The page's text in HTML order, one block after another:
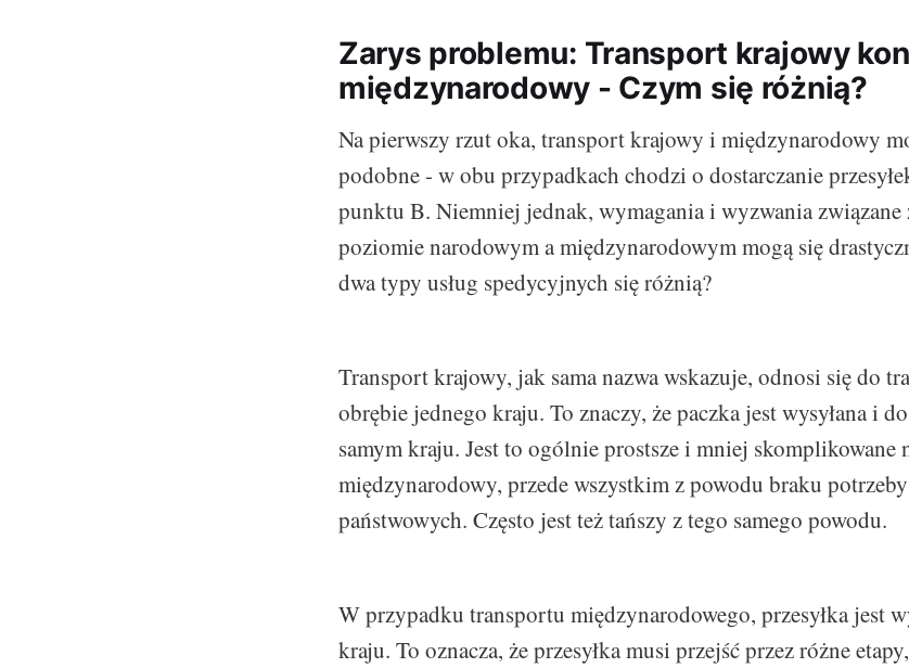
Zarys problemu: Transport krajowy
międzynarodowy - Czym się różnią?
Na pierwszy rzut oka, transport krajowy i międzynarodowy
podobne - w obu przypadkach chodzi o dostarczanie
punktu B. Niemniej jednak, wymagania i wyzwania związane
poziomie narodowym a międzynarodowym mogą się
dwa typy usług spedycyjnych się różnią?
Transport krajowy, jak sama nazwa wskazuje, odnosi się do
obrębie jednego kraju. To znaczy, że paczka jest wysyłana i
samym kraju. Jest to ogólnie prostsze i mniej skomplikowane
międzynarodowy, przede wszystkim z powodu braku
państwowych. Często jest też tańszy z tego samego powodu.
W przypadku transportu międzynarodowego, przesyłka jest
kraju. To oznacza, że przesyłka musi przejść przez różne